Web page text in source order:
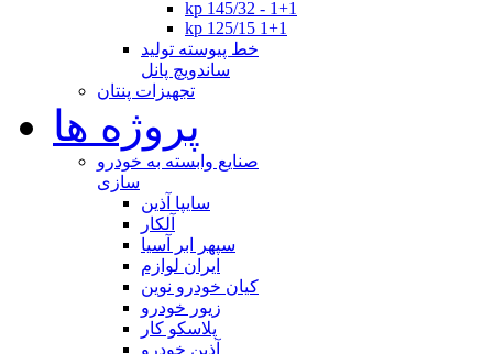
kp 145/32 - 1+1
kp 125/15 1+1
خط پیوسته تولید
ساندویچ پانل
تجهیزات پنتان
پروژه ها
صنایع وابسته به خودرو
سازی
سایپا آذین
آلکار
سپهر ابر آسیا
ایران لوازم
کیان خودرو نوین
زیور خودرو
پلاسکو کار
آذین خودرو